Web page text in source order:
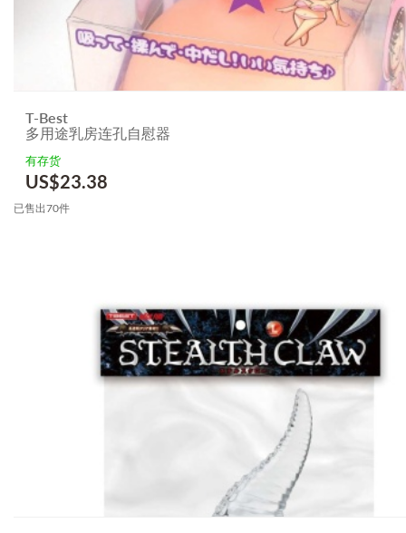
T-Best
多用途乳房连孔自慰器
有存货
US$23.38
已售出70件